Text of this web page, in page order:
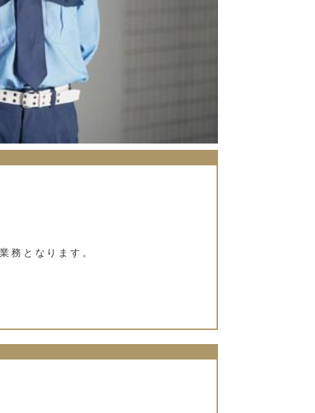
となります。
導
務となります。
す。